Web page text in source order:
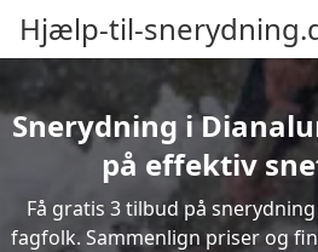
Hjælp-til-
Snerydning i
på effektiv
Få gratis 3 tilbud på
fagfolk. Sammenlign priser og